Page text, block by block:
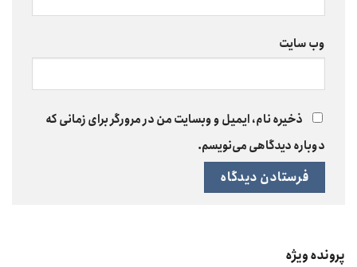
وب‌ سایت
ذخیره نام، ایمیل و وبسایت من در مرورگر برای زمانی که
دوباره دیدگاهی می‌نویسم.
پرونده ویژه